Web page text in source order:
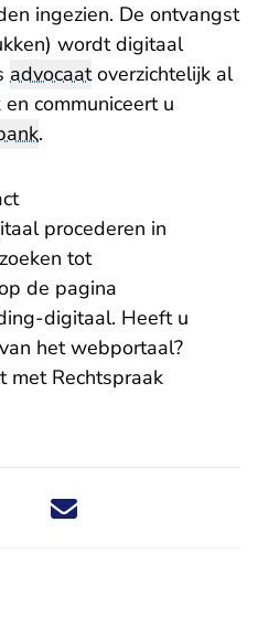
ingezien. De ontvangst
wordt digitaal
advocaatoverzichtelijk al
communiceert u
.
procederen in
tot
de pagina
digitaal. Heeft u
het webportaal?
met Rechtspraak
Deel dit nieuwsbericht via X -
Deel dit nieuwsbericht via
Deel dit nieuwsbericht
Deel dit